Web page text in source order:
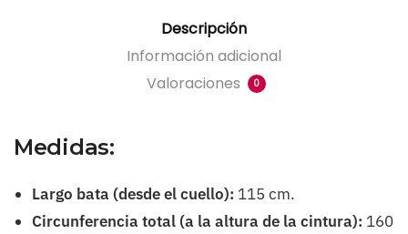
Descripción
Información adicional
Valoraciones
0
Medidas:
Largo bata (desde el cuello): 115 cm.
Circunferencia total (a la altura de la cintura): 160